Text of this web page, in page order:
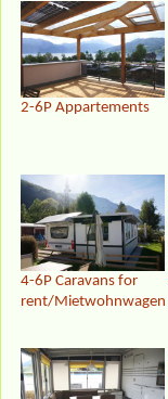
2-6P Appartements
4-6P Caravans for
rent/Mietwohnwagen